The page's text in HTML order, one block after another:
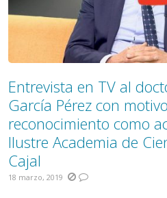
Entrevista en TV al
García Pérez con
reconocimiento como
Ilustre Academia de
Cajal
18 marzo, 2019